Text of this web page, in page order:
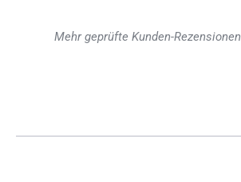
Mehr geprüfte Kunden-Rezensionen